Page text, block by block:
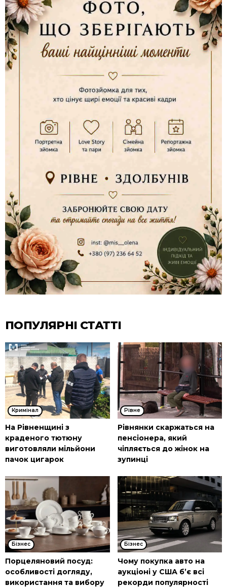
ПОПУЛЯРНІ СТАТТІ
Кримінал
На Рівненщині з
краденого тютюну
виготовляли мільйони
пачок цигарок
Рівне
Рівнянки скаржаться на
пенсіонера, який
чіпляється до жінок на
зупинці
Бізнес
Порцеляновий посуд:
особливості догляду,
використання та вибору
Бізнес
Чому покупка авто на
аукціоні у США б’є всі
рекорди популярності